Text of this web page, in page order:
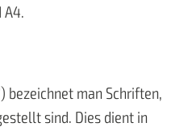
A4.
bezeichnet man Schriften,
sind. Dies dient in